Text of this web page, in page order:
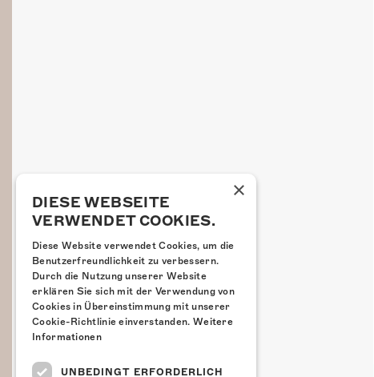
×
DIESE WEBSEITE
VERWENDET COOKIES.
Diese Website verwendet Cookies, um die
Benutzerfreundlichkeit zu verbessern.
Durch die Nutzung unserer Website
erklären Sie sich mit der Verwendung von
Cookies in Übereinstimmung mit unserer
Cookie-Richtlinie einverstanden. Weitere
Informationen
UNBEDINGT ERFORDERLICH